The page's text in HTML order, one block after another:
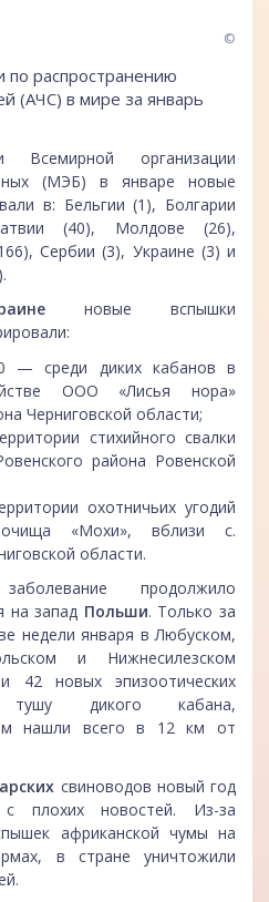
©
по распространению
(АЧС) в мире за январь
организации
(МЭБ) в январе новые
в: Бельгии (1), Болгарии
(40), Молдове (26),
Сербии (3), Украине (3) и
новые вспышки
— среди диких кабанов в
ООО «Лисья нора»
Черниговской области;
стихийного свалки
района Ровенской
охотничьих угодий
«Мохи», вблизи с.
области.
продолжило
на запад Польши. Только за
недели января в Любуском,
и Нижнесилезском
42 новых эпизоотических
дикого кабана,
нашли всего в 12 км от
свиноводов новый год
с плохих новостей. Из-за
африканской чумы на
в стране уничтожили